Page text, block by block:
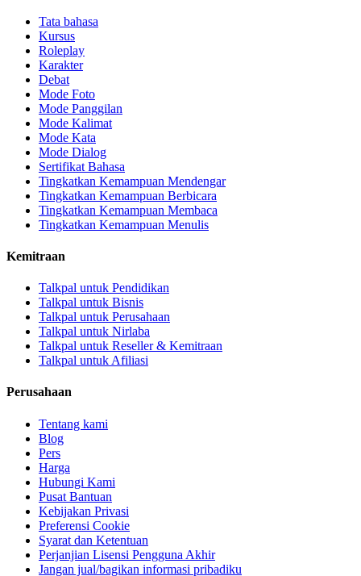
Tata bahasa
Kursus
Roleplay
Karakter
Debat
Mode Foto
Mode Panggilan
Mode Kalimat
Mode Kata
Mode Dialog
Sertifikat Bahasa
Tingkatkan Kemampuan Mendengar
Tingkatkan Kemampuan Berbicara
Tingkatkan Kemampuan Membaca
Tingkatkan Kemampuan Menulis
Kemitraan
Talkpal untuk Pendidikan
Talkpal untuk Bisnis
Talkpal untuk Perusahaan
Talkpal untuk Nirlaba
Talkpal untuk Reseller & Kemitraan
Talkpal untuk Afiliasi
Perusahaan
Tentang kami
Blog
Pers
Harga
Hubungi Kami
Pusat Bantuan
Kebijakan Privasi
Preferensi Cookie
Syarat dan Ketentuan
Perjanjian Lisensi Pengguna Akhir
Jangan jual/bagikan informasi pribadiku